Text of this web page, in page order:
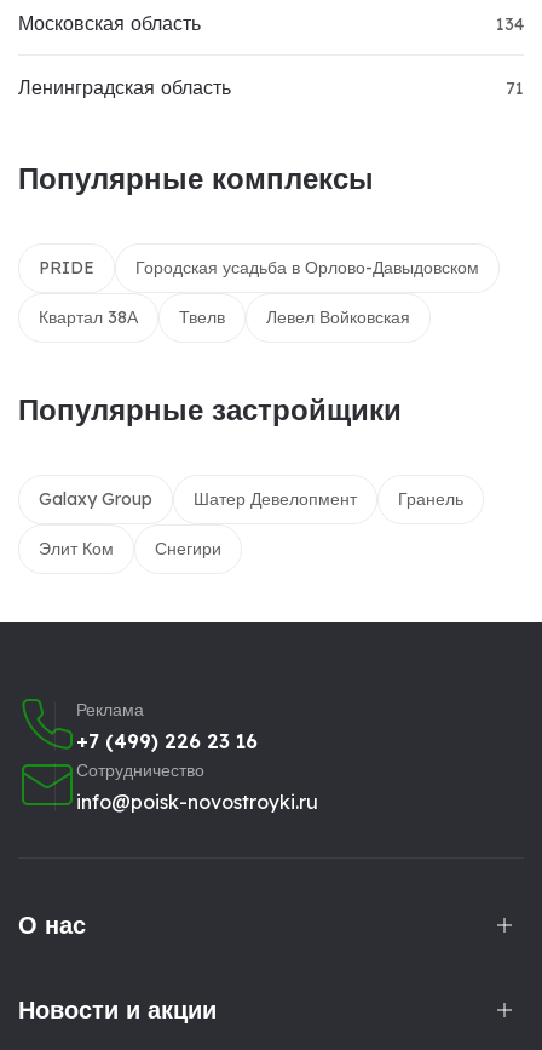
Московская область 134
Ленинградская область 71
Популярные комплексы
PRIDE Городская усадьба в Орлово-Давыдовском
Квартал 38А Твелв Левел Войковская
Популярные застройщики
Galaxy Group Шатер Девелопмент Гранель
Элит Ком Снегири
Реклама
+7 (499) 226 23 16
Сотрудничество
info@poisk-novostroyki.ru
О нас
Новости и акции